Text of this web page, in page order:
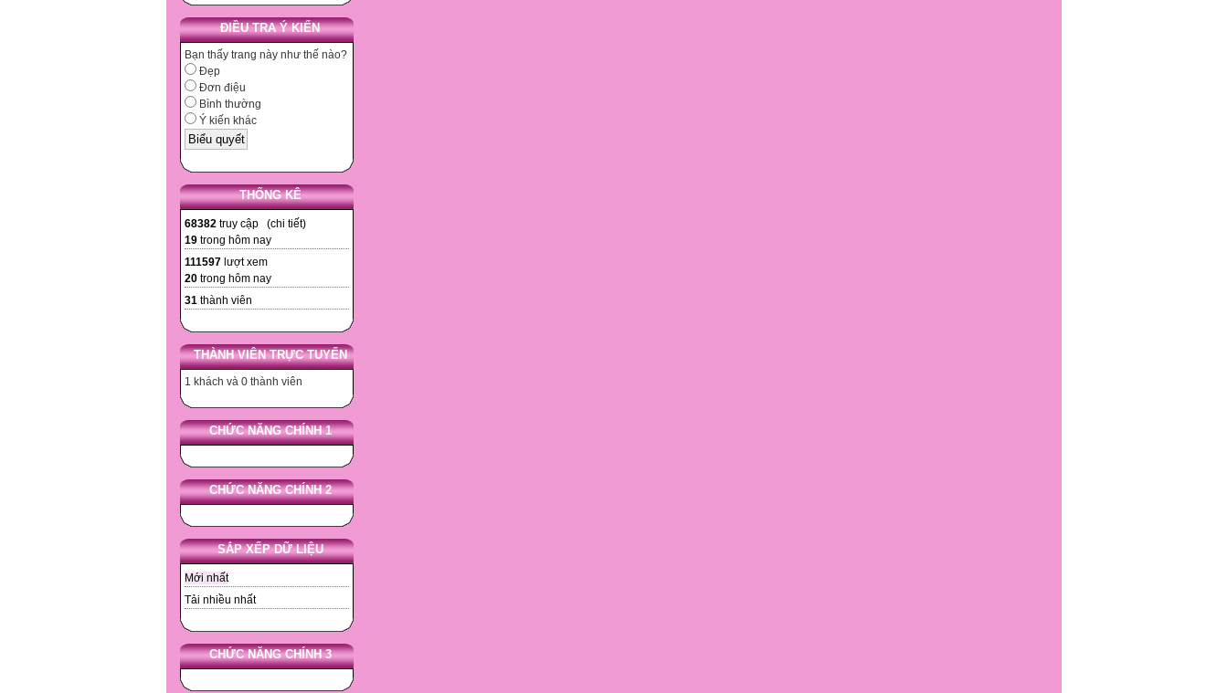
ĐIỀU TRA Ý KIẾN
Bạn thấy trang này như thế nào?
Đẹp
Đơn điệu
Bình thường
Ý kiến khác
THỐNG KÊ
68382 truy cập (chi tiết)
19 trong hôm nay
111597 lượt xem
20 trong hôm nay
31 thành viên
THÀNH VIÊN TRỰC TUYẾN
1 khách và 0 thành viên
CHỨC NĂNG CHÍNH 1
CHỨC NĂNG CHÍNH 2
SẮP XẾP DỮ LIỆU
Mới nhất
Tải nhiều nhất
CHỨC NĂNG CHÍNH 3